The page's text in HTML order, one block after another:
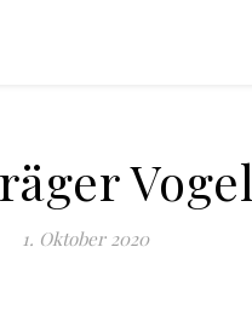
Vogel
1. Oktober 2020